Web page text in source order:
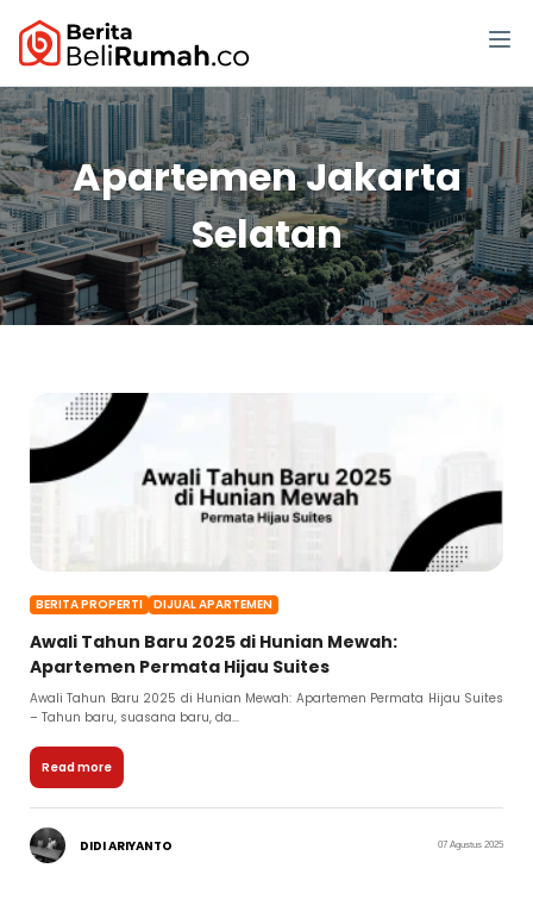
Apartemen Jakarta
Selatan
BERITA PROPERTI DIJUAL APARTEMEN
Awali Tahun Baru 2025 di Hunian Mewah:
Apartemen Permata Hijau Suites
Awali Tahun Baru 2025 di Hunian Mewah: Apartemen Permata Hijau Suites
– Tahun baru, suasana baru, da...
Read more
DIDI ARIYANTO 07 Agustus 2025